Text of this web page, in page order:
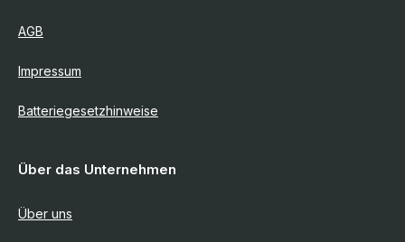
AGB
Impressum
Batteriegesetzhinweise
Über das Unternehmen
Über uns